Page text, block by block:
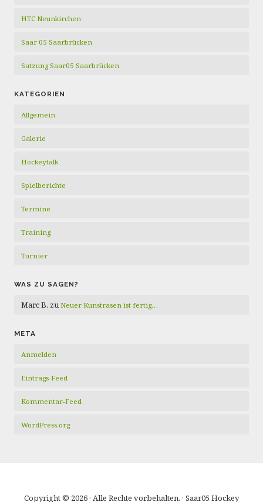
HTC Neunkirchen
Saar 05 Saarbrücken
Satzung Saar05 Saarbrücken
KATEGORIEN
Allgemein
Galerie
Hockeytalk
Spielberichte
Termine
Training
Turnier
WAS ZU SAGEN?
Marc B. zu Neuer Kunstrasen ist fertig…
META
Anmelden
Eintrags-Feed
Kommentar-Feed
WordPress.org
Copyright © 2026 · Alle Rechte vorbehalten. · Saar05 Hockey